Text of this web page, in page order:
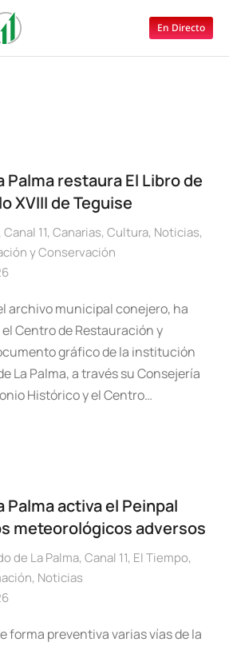
En Directo
Palma restaura El Libro de
XVIII de Teguise
Canal 11, Canarias, Cultura, Noticias,
y Conservación
archivo municipal conejero, ha
Centro de Restauración y
gráfico de la institución
La Palma, a través su Consejería
Histórico y el Centro…
Palma activa el Peinpal
meteorológicos adversos
de La Palma, Canal 11, El Tiempo,
, Noticias
forma preventiva varias vías de la